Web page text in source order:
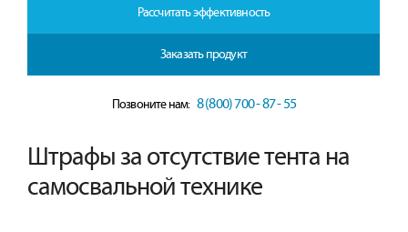
Рассчитать эффективность
Заказать продукт
Позвоните нам: 8 (800) 700 - 87 - 55
Штрафы за отсутствие тента на
самосвальной технике